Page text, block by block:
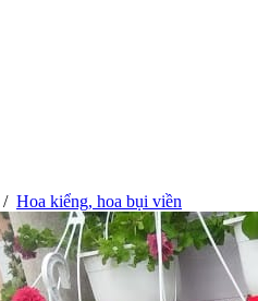
/ Hoa kiểng, hoa bụi viền